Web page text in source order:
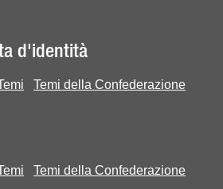
d'identità
Temi della Confederazione
Temi della Confederazione